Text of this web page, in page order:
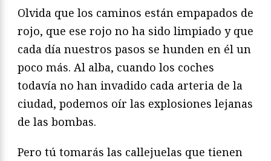
Olvida que los caminos están empapados de
rojo, que ese rojo no ha sido limpiado y que
cada día nuestros pasos se hunden en él un
poco más. Al alba, cuando los coches
todavía no han invadido cada arteria de la
ciudad, podemos oír las explosiones lejanas
de las bombas.
Pero tú tomarás las callejuelas que tienen